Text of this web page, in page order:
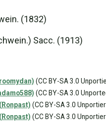
(1832)
Sacc. (1913)
(CC BY-SA 3.0
(CC BY-SA 3.0
(CC BY-SA 3.0
(CC BY-SA 3.0